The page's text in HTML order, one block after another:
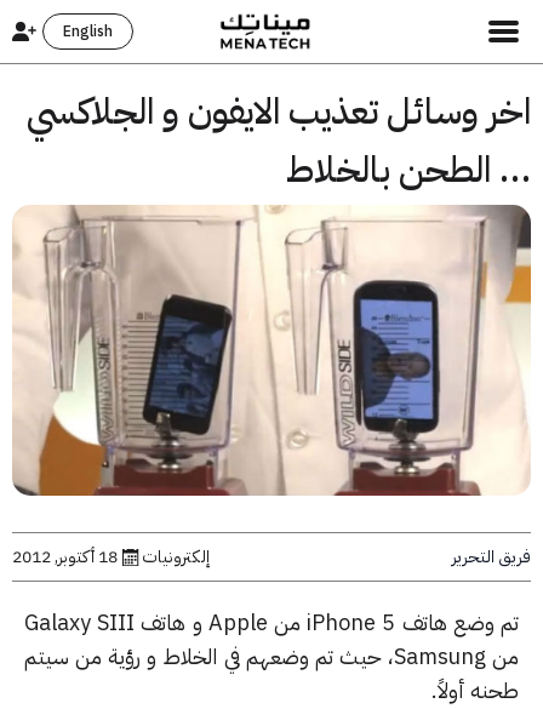
English
وسائل تعذيب الايفون و الجلاكسي
بالخلاط
إلكترونيات 18 أكتوبر, 2012
وضع هاتفiPhone 5منAppleو هاتفGalaxy SIII
Samsung، حيث تم وضعهم في الخلاط و رؤية من سيتم
أولاً.